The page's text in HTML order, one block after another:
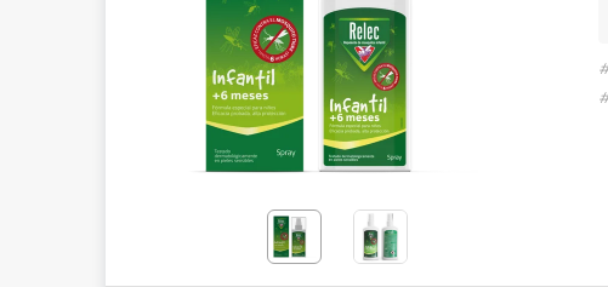
Kosmetyki naturalne